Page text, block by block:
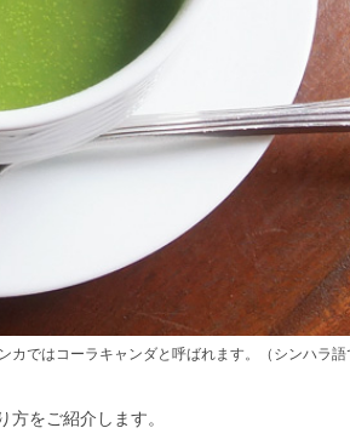
カではコーラキャンダと呼ばれます。（シンハラ
をご紹介します。